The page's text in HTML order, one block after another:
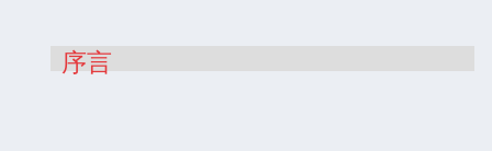
序言